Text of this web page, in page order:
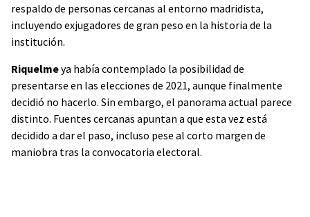
respaldo de personas cercanas al entorno madridista,
incluyendo exjugadores de gran peso en la historia de la
institución.
Riquelmeya había contemplado la posibilidad de
presentarse en las elecciones de 2021, aunque finalmente
decidió no hacerlo. Sin embargo, el panorama actual parece
distinto. Fuentes cercanas apuntan a que esta vez está
decidido a dar el paso, incluso pese al corto margen de
maniobra tras la convocatoria electoral.